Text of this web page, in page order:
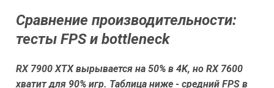
Сравнение производительности:
тесты FPS и bottleneck
RX 7900 XTX вырывается на 50% в 4K, но RX 7600
хватит для 90% игр. Таблица ниже - средний FPS в